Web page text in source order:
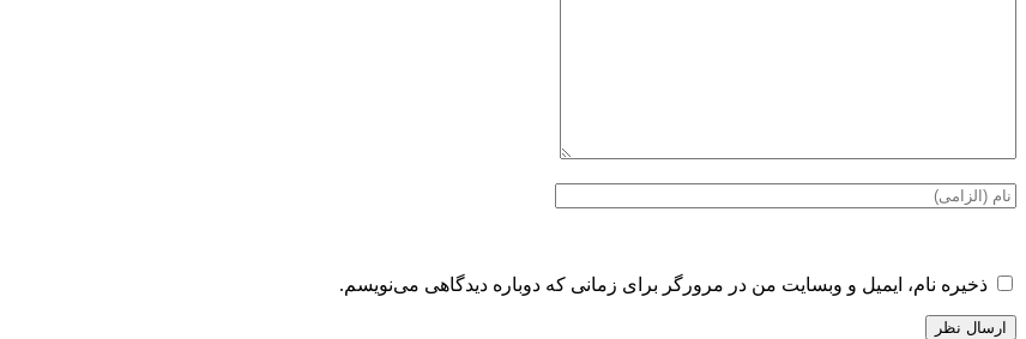
ذخیره نام، ایمیل و وبسایت من در مرورگر برای زمانی که دوباره دیدگاهی می‌نویسم.